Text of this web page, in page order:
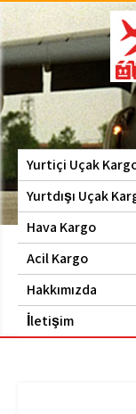
Skip
to
content
Hava
|
Uçak Kargo
Yurtiçi Uçak
Yurtdışı Uçak
Hava Kargo
Acil Kargo
Hakkımızda
İletişim